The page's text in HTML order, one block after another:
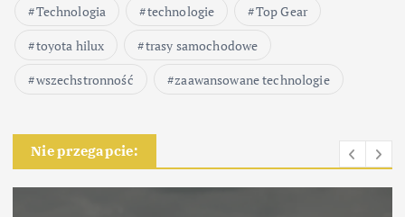
Technologia
technologie
Top Gear
toyota hilux
trasy samochodowe
wszechstronność
zaawansowane technologie
Nie przegapcie: